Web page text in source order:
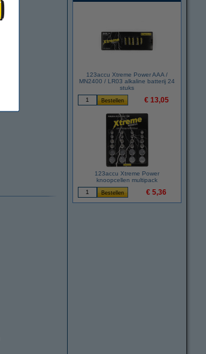
123accu Xtreme Power AAA /
MN2400 / LR03 alkaline batterij 24
stuks
€ 13,05
123accu Xtreme Power
knoopcellen multipack
€ 5,36